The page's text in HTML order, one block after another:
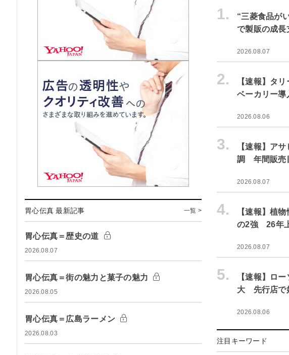
胃心伝真 最新記事 一覧 >
胃心伝真＝歴史の道
2026.08.07
胃心伝真＝街の魅力と菓子の魅力
2026.08.05
胃心伝真＝広島ラーメン
2026.08.03
1.
“三菱食品が
で製販の成
2026.08.07
2.
【速報】タ
ベーカリー導
2026.08.06
3.
【速報】ア
調 年間販売
2026.08.07
4.
【速報】植
の2強 26年
2026.08.07
5.
【速報】ロ
大 先行店で
2026.08.06
注目キーワード